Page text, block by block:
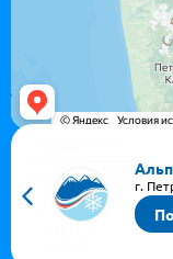
​г.